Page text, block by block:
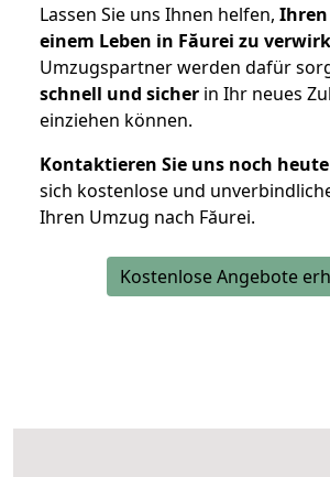
Lassen Sie uns Ihnen helfen, Ihren
einem Leben in Făurei zu
Umzugspartner werden dafür
schnell und sicher in Ihr neues
einziehen können.
Kontaktieren Sie uns noch heute
sich kostenlose und
Ihren Umzug nach Făurei.
Kostenlose Angebote